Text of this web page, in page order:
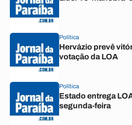
Política
Hervázio prevê
votação da LOA
Política
Estado entrega
segunda-feira